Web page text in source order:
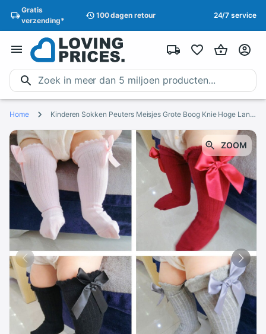
Gratis
verzending*
100 dagen retour 24/7 service
Home Kinderen Sokken Peuters Meisjes Grote Boog Knie Hoge Lange Zachte Katoen Kant baby Sokken Kids kniekousen Peuter Boot Sokken cartoon
ZOOM